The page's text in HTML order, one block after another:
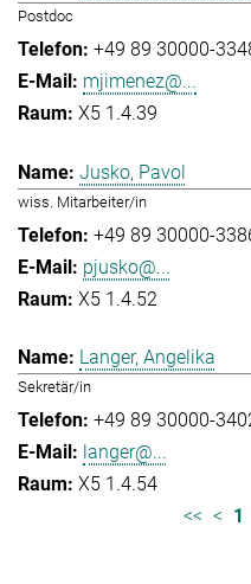
Postdoc
+49 89 30000-
mjimenez@...
X5 1.4.39
Jusko, Pavol
wiss. Mitarbeiter/in
+49 89 30000-
pjusko@...
X5 1.4.52
Langer, Angelika
Sekretär/in
+49 89 30000-
langer@...
X5 1.4.54
<< < 1